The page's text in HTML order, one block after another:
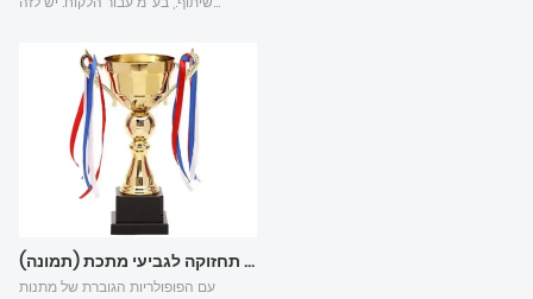
מאוד על עיצוב המוצר וייצורו של ג'וזף
שיתוף עצות תחזוקה לגביעי מתכת (תמונה)
עם הפופולריות הגוברת של מתנות